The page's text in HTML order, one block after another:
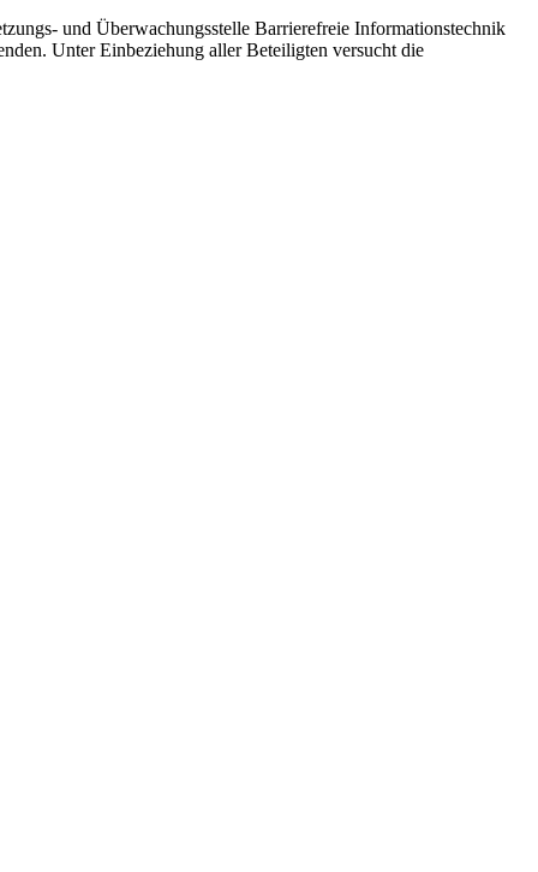
und Überwachungsstelle Barrierefreie Informationstechnik
Unter Einbeziehung aller Beteiligten versucht die